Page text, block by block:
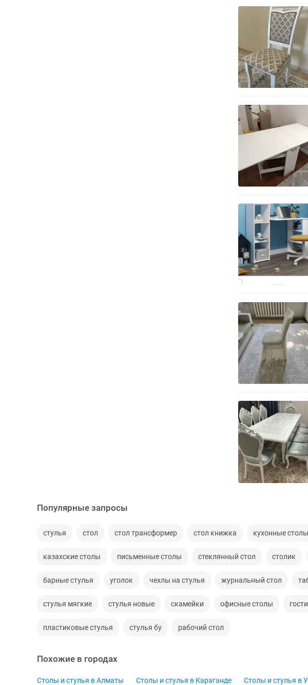
Популярные запросы
стулья стол стол трансформер стол книжка кухонные столы
казахские столы письменные столы стеклянный стол столик
барные стулья уголок чехлы на стулья журнальный стол
стулья мягкие стулья новые скамейки офисные столы
пластиковые стулья стулья бу рабочий стол
Похожие в городах
Столы и стулья в Алматы Столы и стулья в Караганде Столы и стулья в